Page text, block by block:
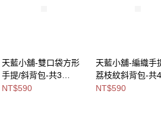
天藍小舖-雙口袋方形
手提/斜背包-共3
色-$590【A03032077
NT$590
天藍小舖-編織手
荔枝紋斜背包-共4
色-$590【
NT$590